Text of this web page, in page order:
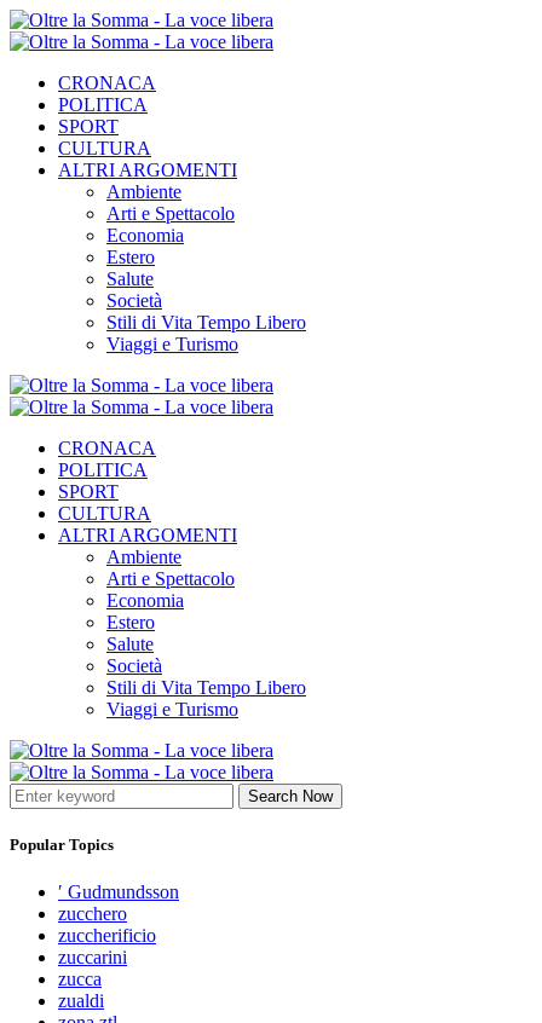
CRONACA
POLITICA
SPORT
CULTURA
ALTRI ARGOMENTI
Ambiente
Arti e Spettacolo
Economia
Estero
Salute
Società
Stili di Vita Tempo Libero
Viaggi e Turismo
CRONACA
POLITICA
SPORT
CULTURA
ALTRI ARGOMENTI
Ambiente
Arti e Spettacolo
Economia
Estero
Salute
Società
Stili di Vita Tempo Libero
Viaggi e Turismo
Search Now
Popular Topics
′ Gudmundsson
zucchero
zuccherificio
zuccarini
zucca
zualdi